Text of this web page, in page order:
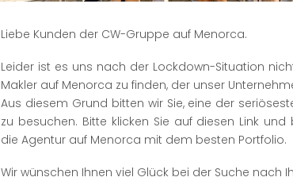
Liebe Kunden der CW-Gruppe auf Menorca.
Leider ist es uns nach der Lockdown-Situation
Makler auf Menorca zu finden, der unser
Aus diesem Grund bitten wir Sie, eine der
zu besuchen. Bitte klicken Sie auf diesen Link und
die Agentur auf Menorca mit dem besten Portfolio.
Wir wünschen Ihnen viel Glück bei der Suche nach